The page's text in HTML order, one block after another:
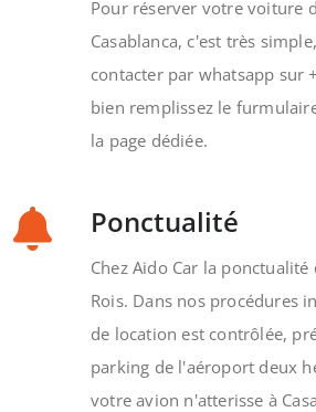
Pour réserver votre voiture
Casablanca, c'est très
contacter par whatsapp sur
bien remplissez le
la page dédiée.
Ponctualité
Chez Aido Car la
Rois. Dans nos procédures
de location est contrôlée,
parking de l'aéroport deux
votre avion n'atterisse à